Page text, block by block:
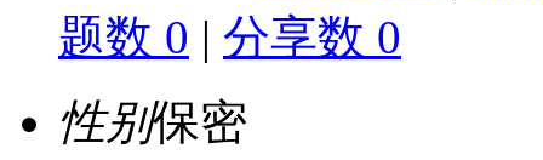
题数 0 | 分享数 0
性别保密